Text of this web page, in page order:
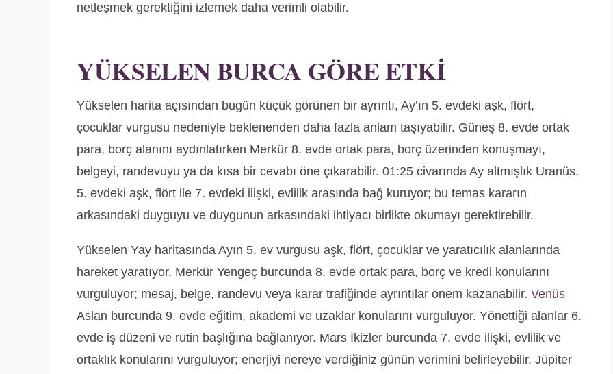
netleşmek gerektiğini izlemek daha verimli olabilir.
YÜKSELEN BURCA GÖRE ETKI
Yükselen harita açısından bugün küçük görünen bir ayrıntı, Ay’ın 5. evdeki aşk, flört,
çocuklar vurgusu nedeniyle beklenenden daha fazla anlam taşıyabilir. Güneş 8. evde ortak
para, borç alanını aydınlatırken Merkür 8. evde ortak para, borç üzerinden konuşmayı,
belgeyi, randevuyu ya da kısa bir cevabı öne çıkarabilir. 01:25 civarında Ay altmışlık Uranüs,
5. evdeki aşk, flört ile 7. evdeki ilişki, evlilik arasında bağ kuruyor; bu temas kararın
arkasındaki duyguyu ve duygunun arkasındaki ihtiyacı birlikte okumayı gerektirebilir.
Yükselen Yay haritasında Ayın 5. ev vurgusu aşk, flört, çocuklar ve yaratıcılık alanlarında
hareket yaratıyor. Merkür Yengeç burcunda 8. evde ortak para, borç ve kredi konularını
vurguluyor; mesaj, belge, randevu veya karar trafiğinde ayrıntılar önem kazanabilir. Venüs
Aslan burcunda 9. evde eğitim, akademi ve uzaklar konularını vurguluyor. Yönettiği alanlar 6.
evde iş düzeni ve rutin başlığına bağlanıyor. Mars İkizler burcunda 7. evde ilişki, evlilik ve
ortaklık konularını vurguluyor; enerjiyi nereye verdiğiniz günün verimini belirleyebilir. Jüpiter